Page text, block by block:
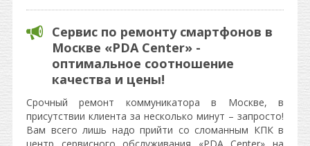
Сервис по ремонту смартфонов в
Москве «PDA Center» -
оптимальное соотношение
качества и цены!
Срочный ремонт коммуникатора в Москве, в
присутствии клиента за несколько минут – запросто!
Вам всего лишь надо прийти со сломанным КПК в